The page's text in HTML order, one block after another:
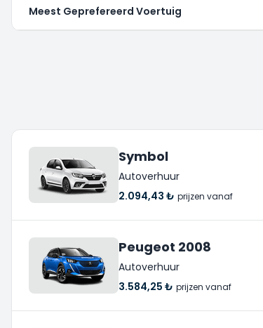
Meest Geprefereerd Voertuig
Symbol
Autoverhuur
2.094,43 ₺ prijzen vanaf
Peugeot 2008
Autoverhuur
3.584,25 ₺ prijzen vanaf